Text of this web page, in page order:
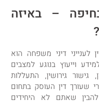
– באיזה
דיני משפחה הוא
וייעוץ בנוגע למצבים
גירושין, התעללות
שעורך דין העוסק בתחום
שאתם לא היחידים